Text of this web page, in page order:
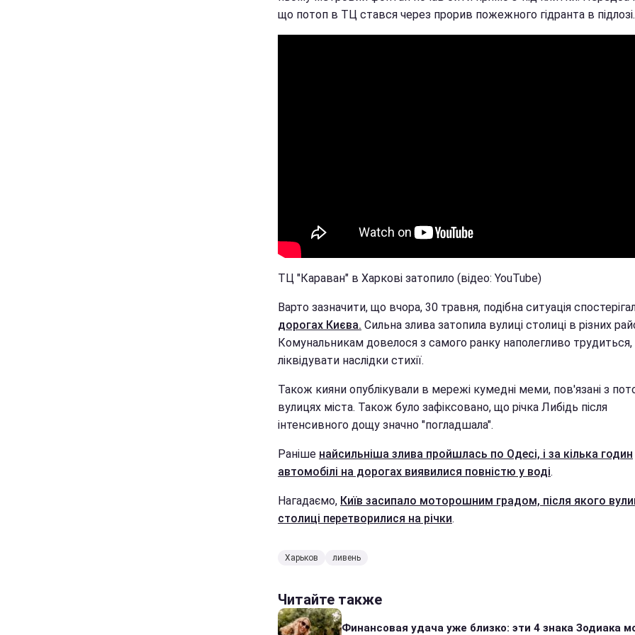
що потоп в ТЦ стався через прорив пожежного гідранта в підлозі.
ТЦ "Караван" в Харкові затопило (відео: YouTube)
Варто зазначити, що вчора, 30 травня, подібна ситуація
дорогах Києва. Сильна злива затопила вулиці столиці в різних
Комунальникам довелося з самого ранку наполегливо
ліквідувати наслідки стихії.
Також кияни опублікували в мережі кумедні меми, пов'язані з
вулицях міста. Також було зафіксовано, що річка Либідь після
інтенсивного дощу значно "погладшала".
Раніше найсильніша злива пройшлась по Одесі, і за кілька годин
автомобілі на дорогах виявилися повністю у воді.
Нагадаємо, Київ засипало моторошним градом, після якого
столиці перетворилися на річки.
Харьков ливень
Читайте также
Финансовая удача уже близко: эти 4 знака Зодиака